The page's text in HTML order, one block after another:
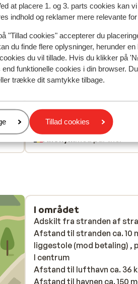
at placere 1. og 3. parts cookies kan
indhold og reklamer mere relevante for
"Tillad cookies" accepterer du
du finde flere oplysninger, herunder
du vil tillade. Hvis du klikker på
funktionelle cookies i din browser.
trække dit samtykke tilbage.
Tillad cookies
8.0 Fabelagtig
Chambre située dans une
que de 4
Chambre située dans une
que de 4
Oversæt til dansk (DA)
AnonymMed partner
I området
Adskilt fra stranden af
Afstand til stranden ca. 10
liggestole (mod betaling) ,
I centrum
Afstand til lufthavn ca. 36
Afstand til havnen ca. 150